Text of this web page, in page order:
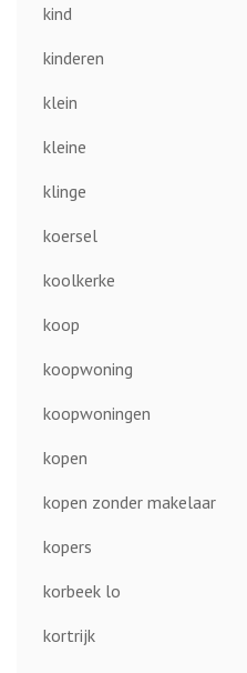
kind
kinderen
klein
kleine
klinge
koersel
koolkerke
koop
koopwoning
koopwoningen
kopen
kopen zonder makelaar
kopers
korbeek lo
kortrijk